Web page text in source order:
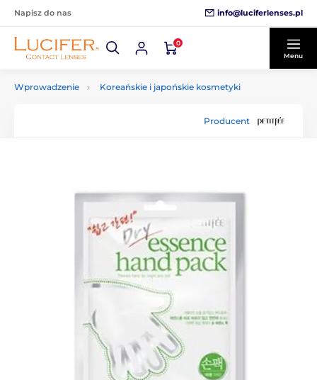
Napisz do nas info@luciferlenses.pl
0
Menu
Wprowadzenie Koreańskie i japońskie kosmetyki
Producent